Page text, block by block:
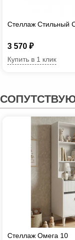
Стеллаж Стильный
3 570 ₽
Купить в 1 клик
Стеллаж Омега 10